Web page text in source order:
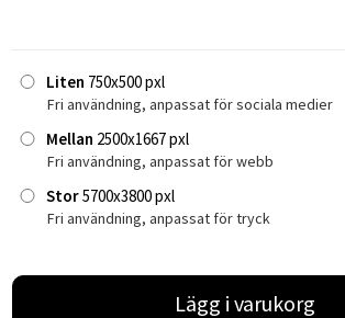
Liten 750x500 pxl
Fri användning, anpassat för sociala medier
Mellan 2500x1667 pxl
Fri användning, anpassat för webb
Stor5700x3800 pxl
Fri användning, anpassat för tryck
Lägg i varukorg